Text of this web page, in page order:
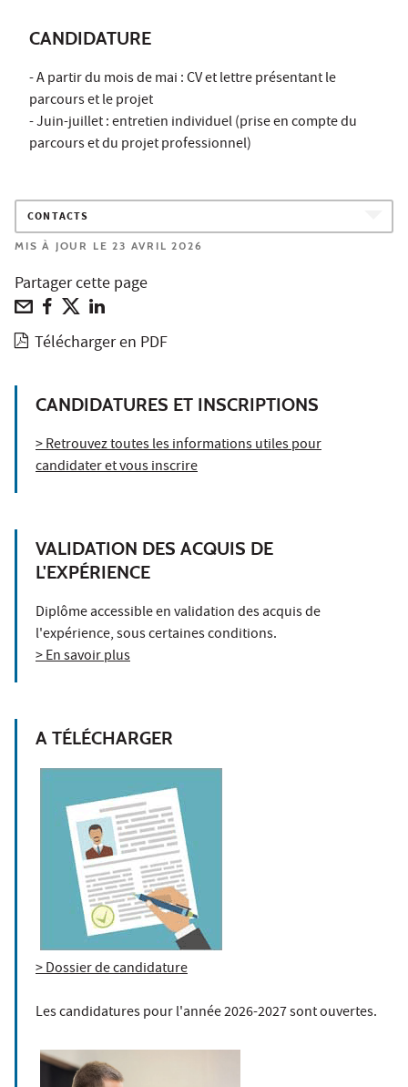
CANDIDATURE
- A partir du mois de mai : CV et lettre présentant le
parcours et le projet
- Juin-juillet : entretien individuel (prise en compte du
parcours et du projet professionnel)
CONTACTS
MIS À JOUR LE 23 AVRIL 2026
Partager cette page
Télécharger en PDF
CANDIDATURES ET INSCRIPTIONS
> Retrouvez toutes les informations utiles pour
candidater et vous inscrire
VALIDATION DES ACQUIS DE
L'EXPÉRIENCE
Diplôme accessible en validation des acquis de
l'expérience, sous certaines conditions.
> En savoir plus
A TÉLÉCHARGER
> Dossier de candidature
Les candidatures pour l'année 2026-2027 sont ouvertes.